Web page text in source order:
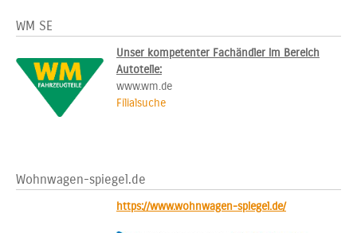
WM SE
Unser kompetenter Fachändler im Bereich
Autoteile:
www.wm.de
Filialsuche
Wohnwagen-spiegel.de
https://www.wohnwagen-spiegel.de/